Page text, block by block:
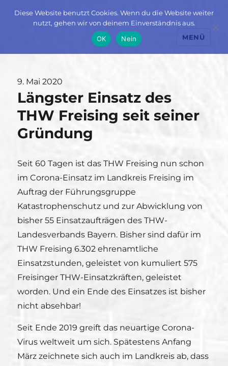
MENÜ
Veröffentlicht
am
9. Mai 2020
Längster Einsatz des
THW Freising seit seiner
Gründung
Seit 60 Tagen ist das THW Freising nun schon
im Corona-Einsatz im Landkreis Freising im
Auftrag der Führungsgruppe
Katastrophenschutz und zur Abwicklung von
bisher 55 Einsatzaufträgen des THW-
Landesverbands Bayern. Bisher sind dafür im
THW Freising 6.302 ehrenamtliche
Einsatzstunden, geleistet von kumuliert 575
Freisinger THW-Einsatzkräften, geleistet
worden. Und ein Ende des Einsatzes ist bisher
nicht absehbar!
Seit Ende 2019 greift das neuartige Corona-
Virus weltweit um sich. Spätestens Anfang
März zeichnete sich auch im Landkreis ab, dass
Diese Website benutzt Cookies. Wenn du die Website weiter
nutzt, gehen wir von deinem Einverständnis aus.
OK
Nein